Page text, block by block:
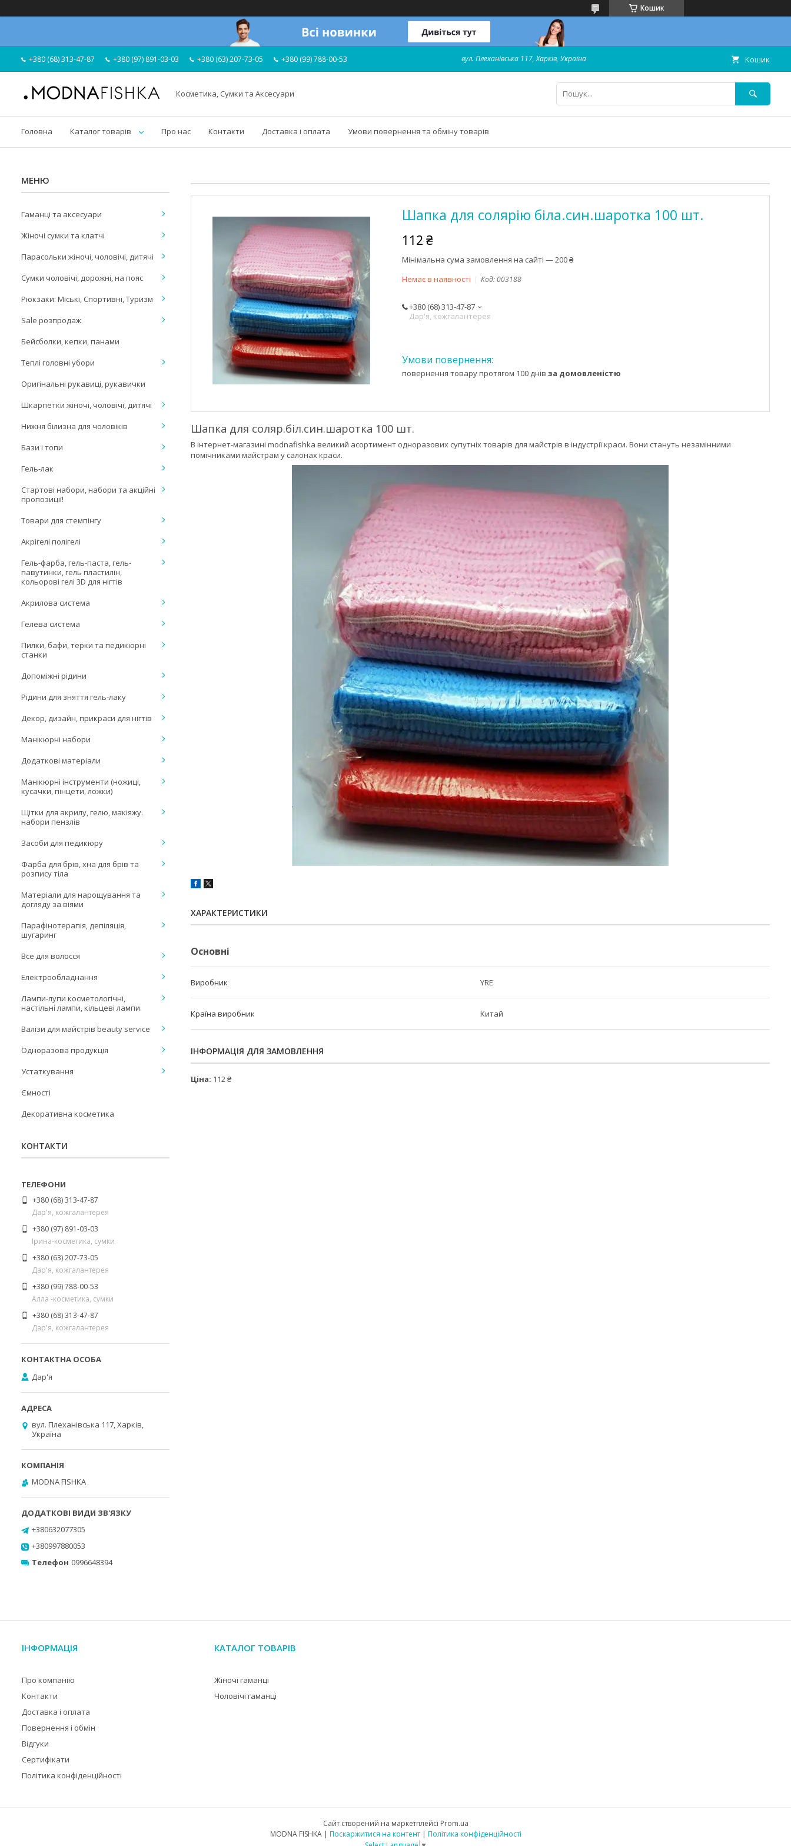
Кошик
+380 (68) 313-47-87 +380 (97) 891-03-03 +380 (63) 207-73-05 +380 (99) 788-00-53 вул. Плеханівська 117, Харків, Україна Кошик
Косметика, Сумки та Аксесуари
Головна Каталог товарів Про нас Контакти Доставка і оплата Умови повернення та обміну товарів
Шапка для солярію біла.син.шаротка 100 шт.
112 ₴
Мінімальна сума замовлення на сайті — 200 ₴
Немає в наявності
Код:003188
+380 (68) 313-47-87
Дар'я, кожгалантерея
повернення товару протягом 100 днів за домовленістю
Шапка для соляр.біл.син.шаротка 100 шт.
В інтернет-магазині modnafishka великий асортимент одноразових супутніх товарів для майстрів в індустрії краси. Вони стануть незамінними
помічниками майстрам у салонах краси.
ХАРАКТЕРИСТИКИ
Основні
Виробник YRE
Країна виробник Китай
ІНФОРМАЦІЯ ДЛЯ ЗАМОВЛЕННЯ
Ціна: 112 ₴
Гаманці та аксесуари
Жіночі сумки та клатчі
Парасольки жіночі, чоловічі, дитячі
Сумки чоловічі, дорожні, на пояс
Рюкзаки: Міські, Спортивні, Туризм
Sale розпродаж
Бейсболки, кепки, панами
Теплі головні убори
Оригінальні рукавиці, рукавички
Шкарпетки жіночі, чоловічі, дитячі
Нижня білизна для чоловіків
Бази і топи
Гель-лак
Стартові набори, набори та акційні
пропозиції!
Товари для стемпінгу
Акрігелі полігелі
Гель-фарба, гель-паста, гель-
павутинки, гель пластилін,
кольорові гелі 3D для нігтів
Акрилова система
Гелева система
Пилки, бафи, терки та педикюрні
станки
Допоміжні рідини
Рідини для зняття гель-лаку
Декор, дизайн, прикраси для нігтів
Манікюрні набори
Додаткові матеріали
Манікюрні інструменти (ножиці,
кусачки, пінцети, ложки)
Щітки для акрилу, гелю, макіяжу.
набори пензлів
Засоби для педикюру
Фарба для брів, хна для брів та
розпису тіла
Матеріали для нарощування та
догляду за віями
Парафінотерапія, депіляція,
шугаринг
Все для волосся
Електрообладнання
Лампи-лупи косметологічні,
настільні лампи, кільцеві лампи.
Валізи для майстрів beauty service
Одноразова продукція
Устаткування
Ємності
Декоративна косметика
КОНТАКТИ
+380 (68) 313-47-87
Дар'я, кожгалантерея
+380 (97) 891-03-03
Ірина-косметика, сумки
+380 (63) 207-73-05
Дар'я, кожгалантерея
+380 (99) 788-00-53
Алла -косметика, сумки
+380 (68) 313-47-87
Дар'я, кожгалантерея
Дар'я
вул. Плеханівська 117, Харків,
Україна
MODNA FISHKA
+380632077305
+380997880053
Телефон 0996648394
ІНФОРМАЦІЯ
Про компанію
Контакти
Доставка і оплата
Повернення і обмін
Відгуки
Сертифікати
Політика конфіденційності
КАТАЛОГ ТОВАРІВ
Жіночі гаманці
Чоловічі гаманці
Сайт створений на маркетплейсі Prom.ua
MODNA FISHKA | Поскаржитися на контент | Політика конфіденційності